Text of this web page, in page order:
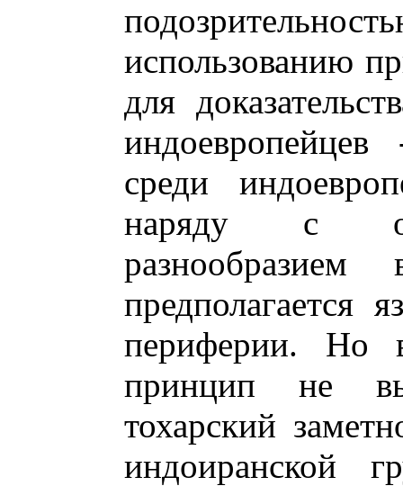
использованию
для
среди
наряду с
предполагается
периферии. Но
принцип не
тохарский
индоиранской